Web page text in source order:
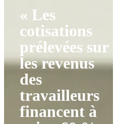
« Les
cotisations
prélevées sur
les revenus
des
travailleurs
financent à